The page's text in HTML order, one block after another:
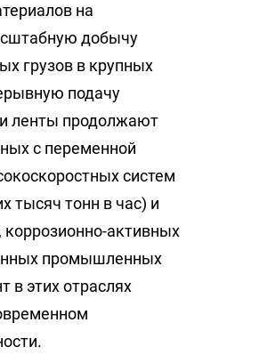
на
добычу
грузов в крупных
подачу
ленты продолжают
с переменной
систем
тысяч тонн в час) и
активных
промышленных
в этих отраслях